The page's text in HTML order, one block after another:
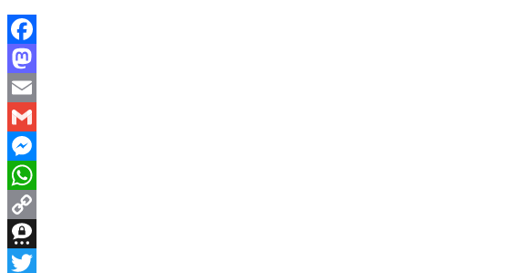
Facebook
Mastodon
Email
Gmail
Messenger
WhatsApp
Copy
Link
Threema